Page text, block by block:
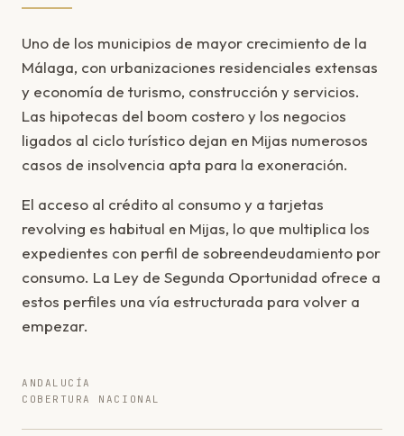
Uno de los municipios de mayor crecimiento de la
Málaga, con urbanizaciones residenciales extensas
y economía de turismo, construcción y servicios.
Las hipotecas del boom costero y los negocios
ligados al ciclo turístico dejan en Mijas numerosos
casos de insolvencia apta para la exoneración.
El acceso al crédito al consumo y a tarjetas
revolving es habitual en Mijas, lo que multiplica los
expedientes con perfil de sobreendeudamiento por
consumo. La Ley de Segunda Oportunidad ofrece a
estos perfiles una vía estructurada para volver a
empezar.
ANDALUCÍA
COBERTURA NACIONAL